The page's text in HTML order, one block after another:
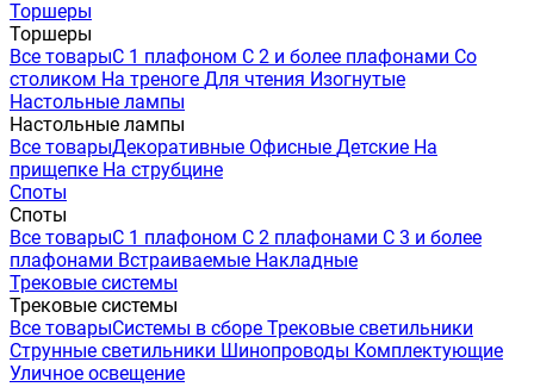
Торшеры
Торшеры
Все товарыС 1 плафоном С 2 и более плафонами Со
столиком На треноге Для чтения Изогнутые
Настольные лампы
Настольные лампы
Все товарыДекоративные Офисные Детские На
прищепке На струбцине
Споты
Споты
Все товарыС 1 плафоном С 2 плафонами С 3 и более
плафонами Встраиваемые Накладные
Трековые системы
Трековые системы
Все товарыСистемы в сборе Трековые светильники
Струнные светильники Шинопроводы Комплектующие
Уличное освещение